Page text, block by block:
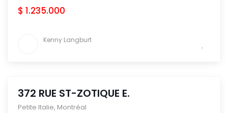
$ 1.235.000
Kenny Langburt
372 RUE ST-ZOTIQUE E.
Petite Italie, Montréal